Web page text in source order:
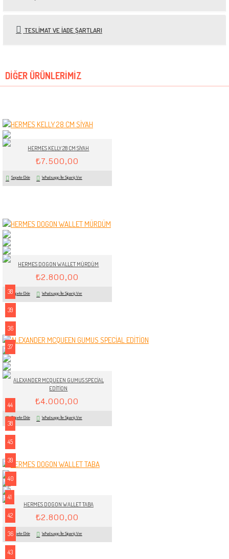
TESLIMAT VE İADE ŞARTLARI
DIĞER ÜRÜNLERIMIZ
HERMES KELLY 28 CM SİYAH
₺7.500,00
Sepete Ekle Whatsapp İle Sipariş Ver
HERMES DOGON WALLET MÜRDÜM
₺2.800,00
Sepete Ekle Whatsapp İle Sipariş Ver
38
39
36
37
ALEXANDER MCQUEEN GUMUS SPECİAL
EDİTİON
₺4.000,00
Sepete Ekle Whatsapp İle Sipariş Ver
HERMES DOGON WALLET TABA
₺2.800,00
Sepete Ekle Whatsapp İle Sipariş Ver
44
38
45
39
40
41
42
36
43